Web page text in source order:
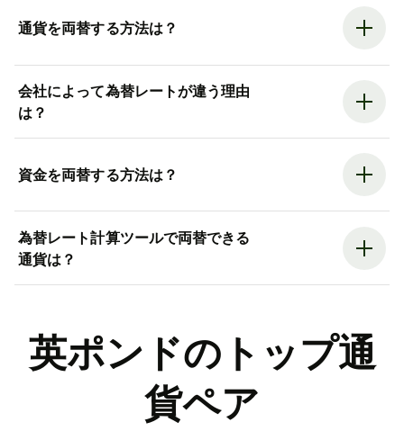
通貨を両替する方法は？
会社によって為替レートが違う理由
は？
資金を両替する方法は？
為替レート計算ツールで両替できる
通貨は？
英ポンドのトップ通
貨ペア